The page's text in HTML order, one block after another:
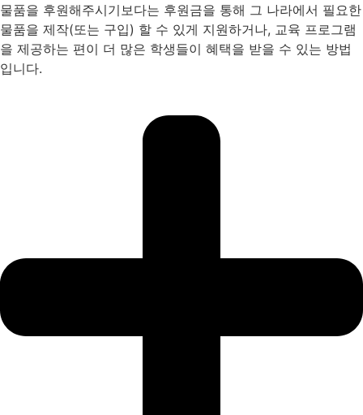
물품을 후원해주시기보다는 후원금을 통해 그 나라에서 필요한
물품을 제작(또는 구입) 할 수 있게 지원하거나, 교육 프로그램
을 제공하는 편이 더 많은 학생들이 혜택을 받을 수 있는 방법
입니다.